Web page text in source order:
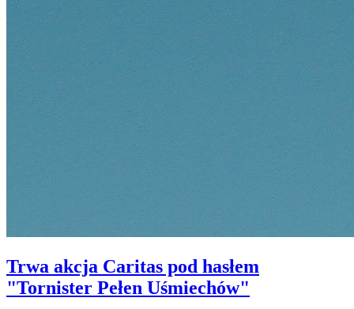
Trwa akcja Caritas pod hasłem
"Tornister Pełen Uśmiechów"